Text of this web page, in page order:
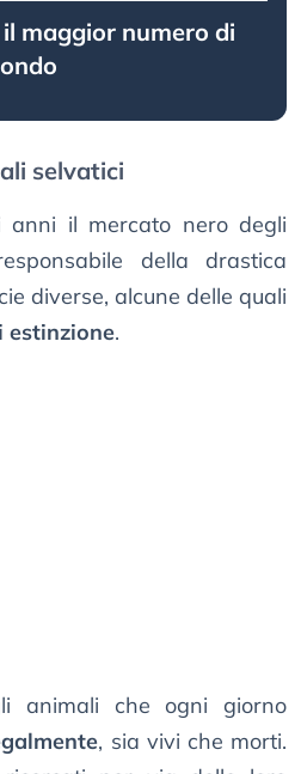
il maggior numero di
selvatici
anni il mercato nero degli
della drastica
diverse, alcune delle quali
estinzione.
animali che ogni giorno
, sia vivi che morti.